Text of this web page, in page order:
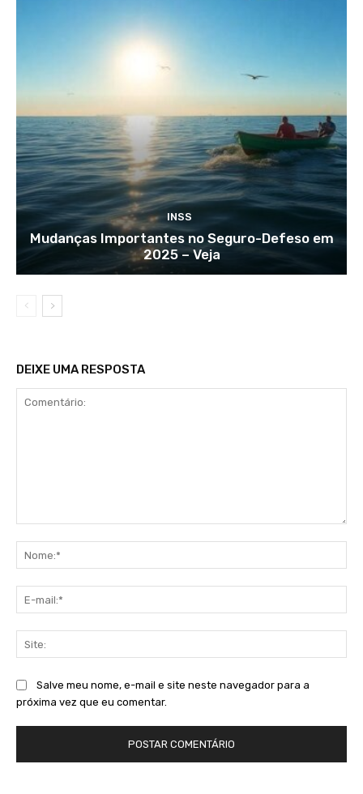
INSS
Mudanças Importantes no Seguro-Defeso em
2025 – Veja
DEIXE UMA RESPOSTA
Salve meu nome, e-mail e site neste navegador para a
próxima vez que eu comentar.